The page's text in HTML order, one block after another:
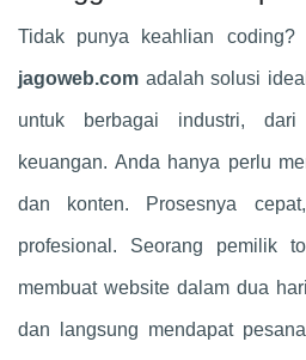
Tidak punya keahlian coding?
jagoweb.com adalah solusi
untuk berbagai industri,
keuangan. Anda hanya perlu
dan konten. Prosesnya
profesional. Seorang pemilik
membuat website dalam dua
dan langsung mendapat